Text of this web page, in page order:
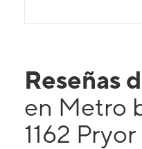
Reseñas
en Metro
1162